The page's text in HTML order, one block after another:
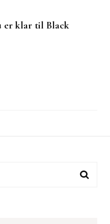
er klar til Black